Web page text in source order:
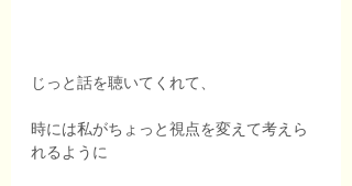
じっと話を聴いてくれて、
時には私がちょっと視点を変えて考えら
れるように